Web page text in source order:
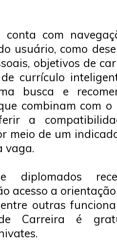
conta com
usuário, como
objetivos de
currículo
busca e
combinam com o
a
meio de um
vaga.
e diplomados
acesso a
outras
de Carreira é